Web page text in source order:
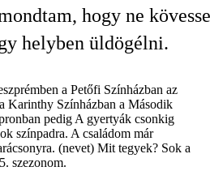
hogy ne
helyben üldögélni.
a Petőfi Színházban az
Karinthy Színházban a Második
pedig A gyertyák csonkig
színpadra. A családom már
(nevet) Mit tegyek? Sok a
szezonom.